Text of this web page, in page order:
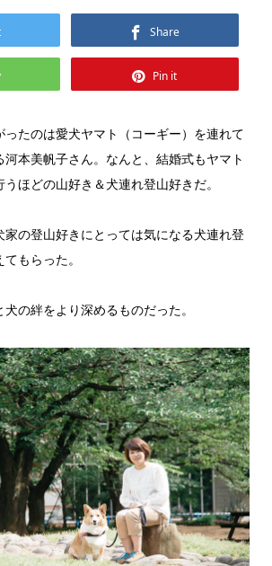
Share
Pin it
たのは愛犬ヤマト（コーギー）を連れて
本美帆子さん。なんと、結婚式もヤマト
ほどの山好き＆犬連れ登山好きだ。
家の登山好きにとっては気になる犬連れ登
もらった。
の絆をより深めるものだった。